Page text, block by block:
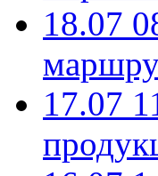
18.07
17.07